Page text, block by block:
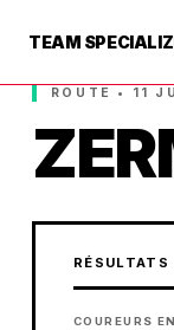
TEAM
ROUTE • 11
RÉSULTATS
COUREURS